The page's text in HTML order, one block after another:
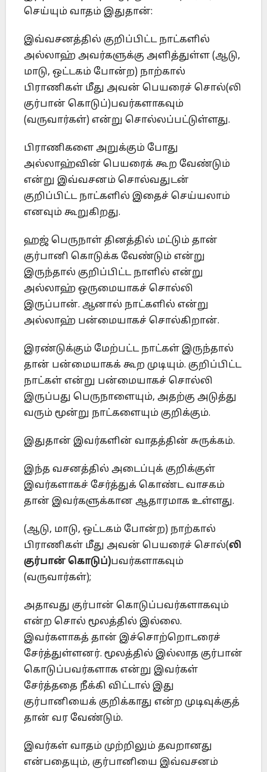
செய்யும் வாதம் இதுதான்:‎
இவ்வசனத்தில் குறிப்பிட்ட நாட்களில்
அல்லாஹ் அவர்களுக்கு ‎அளித்துள்ள (ஆடு,
மாடு, ஒட்டகம் போன்ற) நாற்கால்
பிராணிகள் மீது ‎அவன் பெயரைச் சொல்(லி
குர்பான் கொடுப்)பவர்களாகவும்
‎‎(வருவார்கள்) என்று சொல்லப்பட்டுள்ளது.‎
பிராணிகளை அறுக்கும் போது
அல்லாஹ்வின் பெயரைக் கூற ‎வேண்டும்
என்று இவ்வசனம் சொல்வதுடன்
குறிப்பிட்ட நாட்களில் ‎இதைச் செய்யலாம்
எனவும் கூறுகிறது.‎
ஹஜ் பெருநாள் தினத்தில் மட்டும் தான்
குர்பானி கொடுக்க வேண்டும் ‎என்று
இருந்தால் குறிப்பிட்ட நாளில் என்று
அல்லாஹ் ஒருமையாகச் ‎சொல்லி
இருப்பான். ஆனால் நாட்களில் என்று
அல்லாஹ் ‎பன்மையாகச் சொல்கிறான்.‎
இரண்டுக்கும் மேற்பட்ட நாட்கள் இருந்தால்
தான் பன்மையாகக் கூற ‎முடியும். குறிப்பிட்ட
நாட்கள் என்று பன்மையாகச் சொல்லி
இருப்பது ‎பெருநாளையும், அதற்கு அடுத்து
வரும் மூன்று நாட்களையும் ‎குறிக்கும்.‎
இதுதான் இவர்களின் வாதத்தின் சுருக்கம்.‎
இந்த வசனத்தில் அடைப்புக் குறிக்குள்
இவர்களாகச் சேர்த்துக் கொண்ட ‎வாசகம்
தான் இவர்களுக்கான ஆதாரமாக உள்ளது.‎
‎(ஆடு, மாடு, ஒட்டகம் போன்ற) நாற்கால்
பிராணிகள் மீது அவன் ‎‎பெயரைச் சொல்(லி
குர்பான் கொடுப்)பவர்களாகவும்
(வருவார்கள்);‎
அதாவது குர்பான் கொடுப்பவர்களாகவும்
என்ற சொல் மூலத்தில் இல்லை.
‎இவர்களாகத் தான் இச்சொற்றொடரைச்
சேர்த்துள்ளனர். மூலத்தில் ‎இல்லாத குர்பான்
கொடுப்பவர்களாக என்று இவர்கள்
சேர்த்ததை நீக்கி ‎விட்டால் இது
குர்பானியைக் குறிக்காது என்ற முடிவுக்குத்
தான் வர வேண்டும்.‎
இவர்கள் வாதம் முற்றிலும் தவறானது
என்பதையும், குர்பானியை ‎இவ்வசனம்